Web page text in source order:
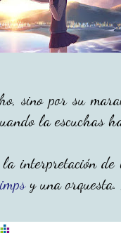
sino por su
la escuchas
la interpretación
y una orquesta.